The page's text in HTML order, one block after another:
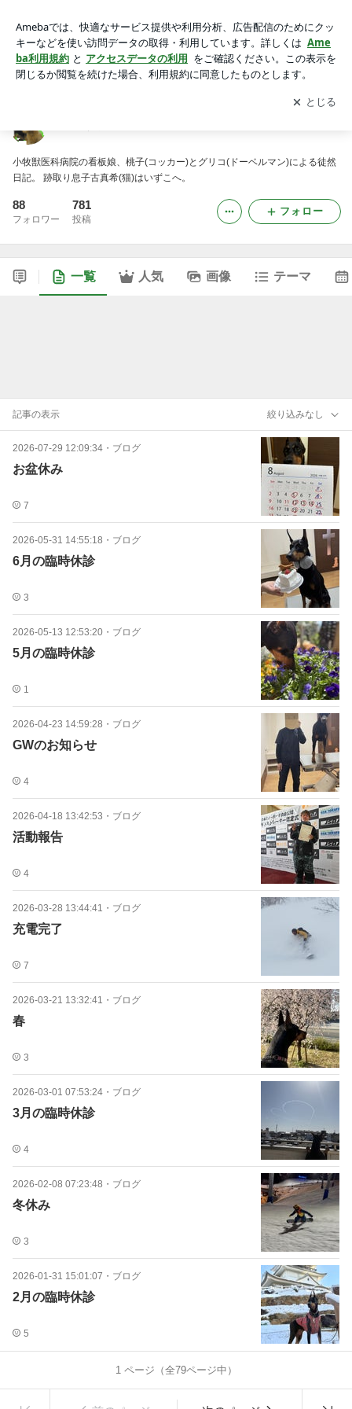
アプリをダウンロードして ブログの更新通知
を受け取りまし
ょう。
開く
小牧獣医科病院の看板娘、桃子(コッカー)とグリコ(ドーベルマン)による徒然
日記。 跡取り息子古真希(猫)はいずこへ。
88
フォロワー
781
投稿
フォロー
一覧 人気 画像 テーマ
記事の表示 絞り込みなし
2026-07-29 12:09:34 ・ ブログ
お盆休み
7
2026-05-31 14:55:18 ・ ブログ
6月の臨時休診
3
2026-05-13 12:53:20 ・ ブログ
5月の臨時休診
1
2026-04-23 14:59:28 ・ ブログ
GWのお知らせ
4
2026-04-18 13:42:53 ・ ブログ
活動報告
4
2026-03-28 13:44:41 ・ ブログ
充電完了
7
2026-03-21 13:32:41 ・ ブログ
春
3
2026-03-01 07:53:24 ・ ブログ
3月の臨時休診
4
2026-02-08 07:23:48 ・ ブログ
冬休み
3
2026-01-31 15:01:07 ・ ブログ
2月の臨時休診
5
1ページ（全79ページ中）